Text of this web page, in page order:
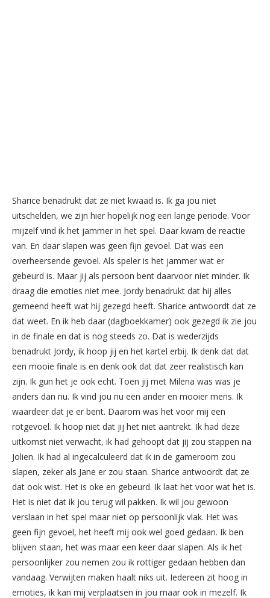
Sharice benadrukt dat ze niet kwaad is. Ik ga jou niet
uitschelden, we zijn hier hopelijk nog een lange periode. Voor
mijzelf vind ik het jammer in het spel. Daar kwam de reactie
van. En daar slapen was geen fijn gevoel. Dat was een
overheersende gevoel. Als speler is het jammer wat er
gebeurd is. Maar jij als persoon bent daarvoor niet minder. Ik
draag die emoties niet mee. Jordy benadrukt dat hij alles
gemeend heeft wat hij gezegd heeft. Sharice antwoordt dat ze
dat weet. En ik heb daar (dagboekkamer) ook gezegd ik zie jou
in de finale en dat is nog steeds zo. Dat is wederzijds
benadrukt Jordy, ik hoop jij en het kartel erbij. Ik denk dat dat
een mooie finale is en denk ook dat dat zeer realistisch kan
zijn. Ik gun het je ook echt. Toen jij met Milena was was je
anders dan nu. Ik vind jou nu een ander en mooier mens. Ik
waardeer dat je er bent. Daarom was het voor mij een
rotgevoel. Ik hoop niet dat jij het niet aantrekt. Ik had deze
uitkomst niet verwacht, ik had gehoopt dat jij zou stappen na
Jolien. Ik had al ingecalculeerd dat ik in de gameroom zou
slapen, zeker als Jane er zou staan. Sharice antwoordt dat ze
dat ook wist. Het is oke en gebeurd. Ik laat het voor wat het is.
Het is niet dat ik jou terug wil pakken. Ik wil jou gewoon
verslaan in het spel maar niet op persoonlijk vlak. Het was
geen fijn gevoel, het heeft mij ook wel goed gedaan. Ik ben
blijven staan, het was maar een keer daar slapen. Als ik het
persoonlijker zou nemen zou ik rottiger gedaan hebben dan
vandaag. Verwijten maken haalt niks uit. Iedereen zit hoog in
emoties, ik kan mij verplaatsen in jou maar ook in mezelf. Ik